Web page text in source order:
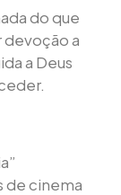
do que
a
a Deus
de cinema